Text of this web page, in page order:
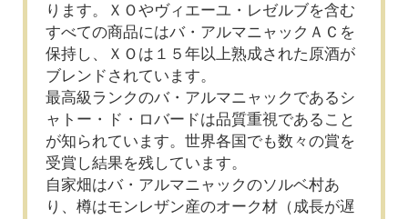
ります。ＸＯやヴィエーユ・レゼルブを含む
すべての商品にはバ・アルマニャックＡＣを
保持し、ＸＯは１５年以上熟成された原酒が
ブレンドされています。
最高級ランクのバ・アルマニャックであるシ
ャトー・ド・ロバードは品質重視であること
が知られています。世界各国でも数々の賞を
受賞し結果を残しています。
自家畑はバ・アルマニャックのソルベ村あ
り、樽はモンレザン産のオーク材（成長が遅